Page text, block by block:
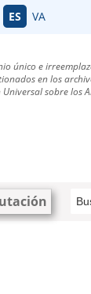
ES VA
único e
en los
sobre los